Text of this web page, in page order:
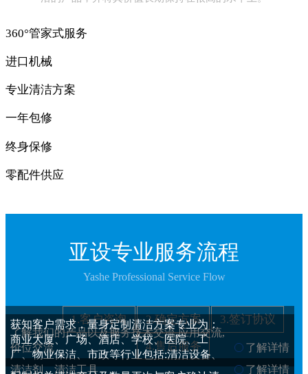
360°管家式服务
进口机械
专业清洁方案
一年包修
终身保修
零配件供应
亚设专业服务流程
Yashe Professional Service Flow
1.客户咨询 2.确定方案 3.签订协议
4.售后服务
了解我们的产品以及服务技术交流,应用交流,
价位交流
了解详情
获知客户需求，量身定制清洁方案专业为：
商业大厦、广场、酒店、学校、医院、工
厂、物业保洁、市政等行业包括:清洁设备、
清洁剂、清洁工具
了解详情